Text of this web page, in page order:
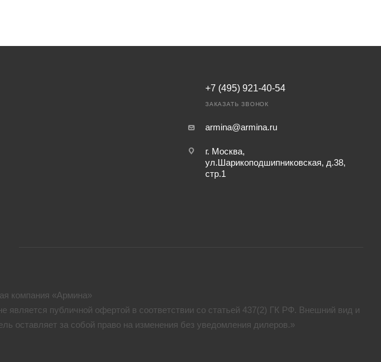
+7 (495) 921-40-54
ЗАКАЗАТЬ ЗВОНОК
armina@armina.ru
г. Москва,
ул.Шарикоподшипниковская, д.38,
стр.1
компания «Армина»
публичной офертой в соответствии со статьей 437(2) ГК РФ. Внешний вид и
оставляет за собой право на изменения без уведомления дилеров.»